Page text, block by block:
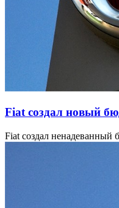
Fiat создал новый
Fiat создал ненадеванный